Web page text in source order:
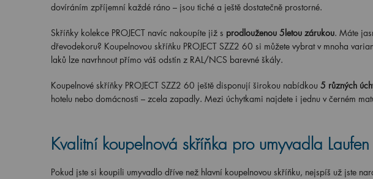
dovíráním zpříjemní každé ráno – jsou tiché a ještě dostatečně prostorné.
Skříňky kolekce PROJECT navíc nakoupíte již s prodlouženou 5letou zárukou. Máte
dřevodekoru? Koupelnovou skříňku PROJECT SZZ2 60 si můžete vybrat v mnoha
laků lze navrhnout přímo váš odstín z RAL/NCS barevné škály.
Koupelnové skříňky PROJECT SZZ2 60 ještě disponují širokou nabídkou 5 různých
hotelu nebo domácnosti – zcela zapadly. Mezi úchytkami najdete i jednu v černém
Kvalitní koupelnová skříňka pro umyvadla Laufen
Pokud jste si koupili umyvadlo dříve než hlavní koupelnovou skříňku, nejspíš už jste